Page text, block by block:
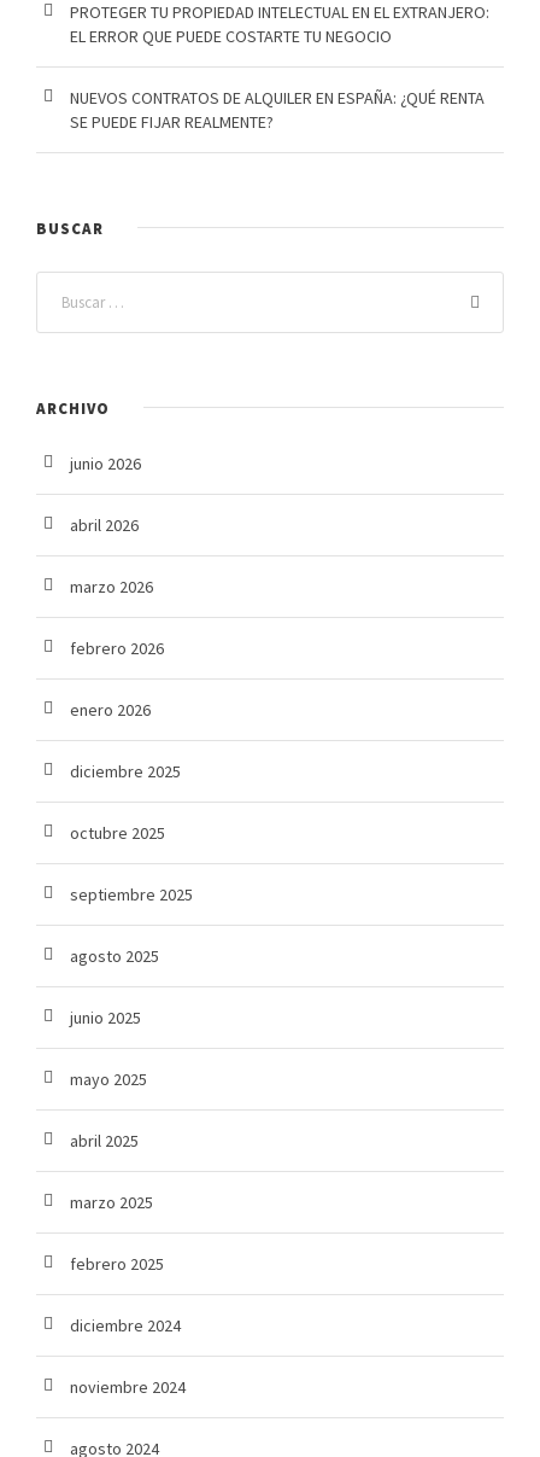
PROTEGER TU PROPIEDAD INTELECTUAL EN EL EXTRANJERO:
EL ERROR QUE PUEDE COSTARTE TU NEGOCIO
NUEVOS CONTRATOS DE ALQUILER EN ESPAÑA: ¿QUÉ RENTA
SE PUEDE FIJAR REALMENTE?
BUSCAR
ARCHIVO
junio 2026
abril 2026
marzo 2026
febrero 2026
enero 2026
diciembre 2025
octubre 2025
septiembre 2025
agosto 2025
junio 2025
mayo 2025
abril 2025
marzo 2025
febrero 2025
diciembre 2024
noviembre 2024
agosto 2024